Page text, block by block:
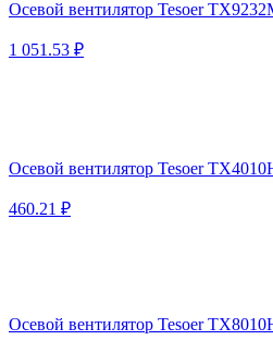
Осевой вентилятор Tesoer
1 051.53 ₽
Осевой вентилятор Tesoer
460.21 ₽
Осевой вентилятор Tesoer